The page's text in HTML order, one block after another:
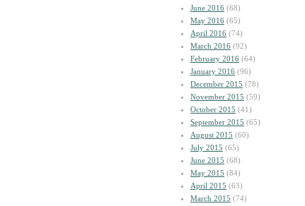
June 2016 (68)
May 2016 (65)
April 2016 (74)
March 2016 (92)
February 2016 (64)
January 2016 (96)
December 2015 (78)
November 2015 (59)
October 2015 (41)
September 2015 (65)
August 2015 (60)
July 2015 (65)
June 2015 (68)
May 2015 (84)
April 2015 (63)
March 2015 (74)